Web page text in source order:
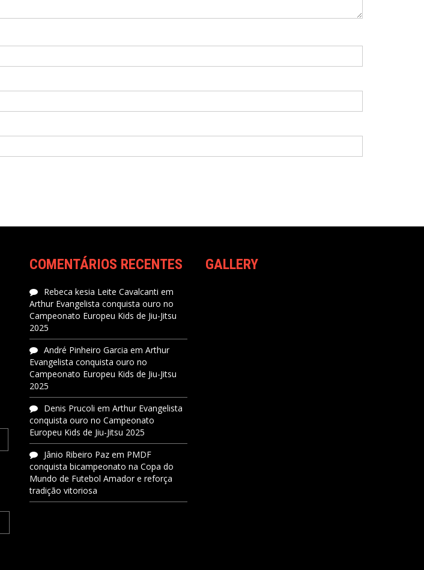
COMENTÁRIOS RECENTES
Rebeca kesia Leite Cavalcanti em
Arthur Evangelista conquista ouro no
Campeonato Europeu Kids de Jiu-Jitsu
2025
André Pinheiro Garcia em Arthur
Evangelista conquista ouro no
Campeonato Europeu Kids de Jiu-Jitsu
2025
Denis Prucoli em Arthur Evangelista
conquista ouro no Campeonato
Europeu Kids de Jiu-Jitsu 2025
Jânio Ribeiro Paz em PMDF
conquista bicampeonato na Copa do
Mundo de Futebol Amador e reforça
tradição vitoriosa
GALLERY